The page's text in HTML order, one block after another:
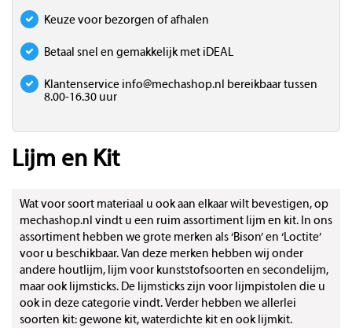
Keuze voor bezorgen of afhalen
Betaal snel en gemakkelijk met iDEAL
Klantenservice info@mechashop.nl
bereikbaar tussen
8.00-16.30 uur
Lijm en Kit
Wat voor soort materiaal u ook aan elkaar wilt bevestigen, op
mechashop.nl vindt u een ruim assortiment lijm en kit. In ons
assortiment hebben we grote merken als ‘Bison’ en ‘Loctite’
voor u beschikbaar. Van deze merken hebben wij onder
andere houtlijm, lijm voor kunststofsoorten en secondelijm,
maar ook lijmsticks. De lijmsticks zijn voor lijmpistolen die u
ook in deze categorie vindt. Verder hebben we allerlei
soorten kit: gewone kit, waterdichte kit en ook lijmkit.